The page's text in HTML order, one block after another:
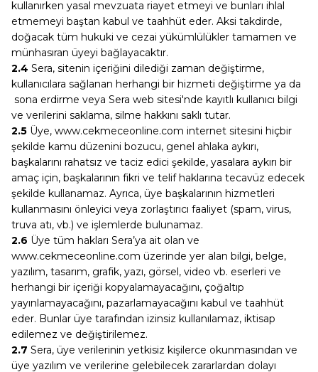
kullanırken yasal mevzuata riayet etmeyi ve bunları ihlal
etmemeyi baştan kabul ve taahhüt eder. Aksi takdirde,
doğacak tüm hukuki ve cezai yükümlülükler tamamen ve
münhasıran üyeyi bağlayacaktır.
2.4 Sera, sitenin içeriğini dilediği zaman değiştirme,
kullanıcılara sağlanan herhangi bir hizmeti değiştirme ya da
sona erdirme veya Sera web sitesi'nde kayıtlı kullanıcı bilgi
ve verilerini saklama, silme hakkını saklı tutar.
2.5 Üye, www.cekmeceonline.com internet sitesini hiçbir
şekilde kamu düzenini bozucu, genel ahlaka aykırı,
başkalarını rahatsız ve taciz edici şekilde, yasalara aykırı bir
amaç için, başkalarının fikri ve telif haklarına tecavüz edecek
şekilde kullanamaz. Ayrıca, üye başkalarının hizmetleri
kullanmasını önleyici veya zorlaştırıcı faaliyet (spam, virus,
truva atı, vb.) ve işlemlerde bulunamaz.
2.6 Üye tüm hakları Sera’ya ait olan ve
www.cekmeceonline.com üzerinde yer alan bilgi, belge,
yazılım, tasarım, grafik, yazı, görsel, video vb. eserleri ve
herhangi bir içeriği kopyalamayacağını, çoğaltıp
yayınlamayacağını, pazarlamayacağını kabul ve taahhüt
eder. Bunlar üye tarafından izinsiz kullanılamaz, iktisap
edilemez ve değiştirilemez.
2.7 Sera, üye verilerinin yetkisiz kişilerce okunmasından ve
üye yazılım ve verilerine gelebilecek zararlardan dolayı